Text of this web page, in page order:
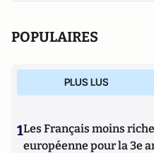
POPULAIRES
PLUS LUS
1Les Français moins
européenne pour la 3e